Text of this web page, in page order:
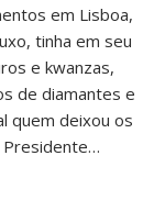
em Lisboa,
tinha em seu
e kwanzas,
de diamantes e
quem deixou os
Presidente…